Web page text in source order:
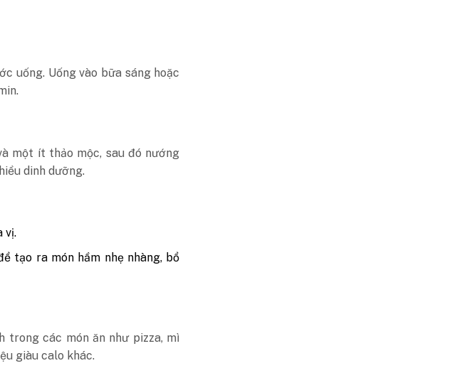
uống. Uống vào bữa sáng hoặc
một ít thảo mộc, sau đó nướng
dinh dưỡng.
vị.
tạo ra món hầm nhẹ nhàng, bổ
trong các món ăn như pizza, mì
giàu calo khác.